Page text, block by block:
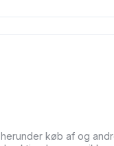
køb af og